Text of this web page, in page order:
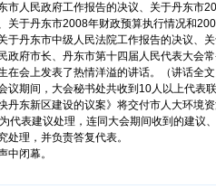
市人民政府工作报告的决议、关于丹东市
关于丹东市2008年财政预算执行情况和
于丹东市中级人民法院工作报告的决议、
政府市长、丹东市第十四届人民代表大会
在会上发表了热情洋溢的讲话。（讲话全文
议期间，大会秘书处共收到10人以上代表
丹东新区建设的议案》将交付市人大环境
代表建议处理，连同大会期间收到的建议
处理，并负责答复代表。
中闭幕。